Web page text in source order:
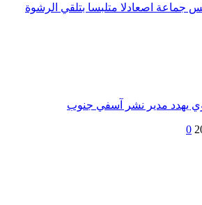
جماعة اصعادلا متلبسا بتلقي الرشوة
يهدد مدير نشر آسفي جنوب
0